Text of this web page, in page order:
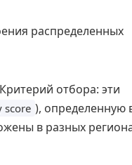
распределенных
отбора: эти
score ), определенную
в разных